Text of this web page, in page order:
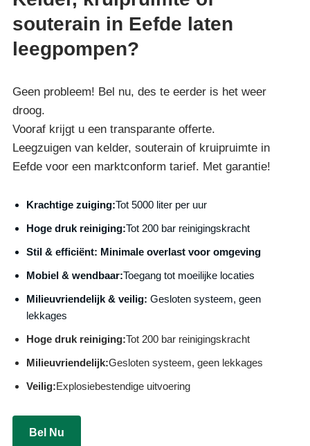
souterain in Eefde laten
leegpompen?
Geen probleem! Bel nu, des te eerder is het weer
droog.
Vooraf krijgt u een transparante offerte.
Leegzuigen van kelder, souterain of kruipruimte in
Eefde voor een marktconform tarief. Met garantie!
Krachtige zuiging:Tot 5000 liter per uur
Hoge druk reiniging:Tot 200 bar reinigingskracht
Stil & efficiënt: Minimale overlast voor omgeving
Mobiel & wendbaar:Toegang tot moeilijke locaties
Milieuvriendelijk & veilig: Gesloten systeem, geen
lekkages
Hoge druk reiniging:Tot 200 bar reinigingskracht
Milieuvriendelijk:Gesloten systeem, geen lekkages
Veilig:Explosiebestendige uitvoering
Bel Nu